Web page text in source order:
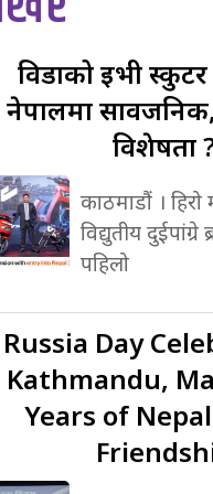
विडाकोईभी
नेपालमा
विशेषता
काठमाडौं । हिरो
विद्युतीय
पहिलो
Russia Day
Kathmandu,
Years of